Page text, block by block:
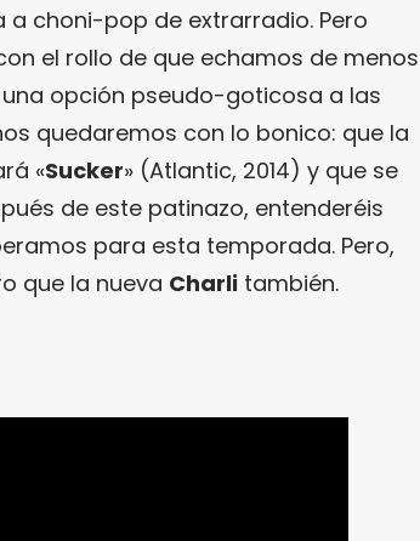
a choni-pop de extrarradio. Pero
el rollo de que echamos de menos
opción pseudo-goticosa a las
quedaremos con lo bonico: que la
«Sucker» (Atlantic, 2014) y que se
de este patinazo, entenderéis
para esta temporada. Pero,
que la nueva Charli también.